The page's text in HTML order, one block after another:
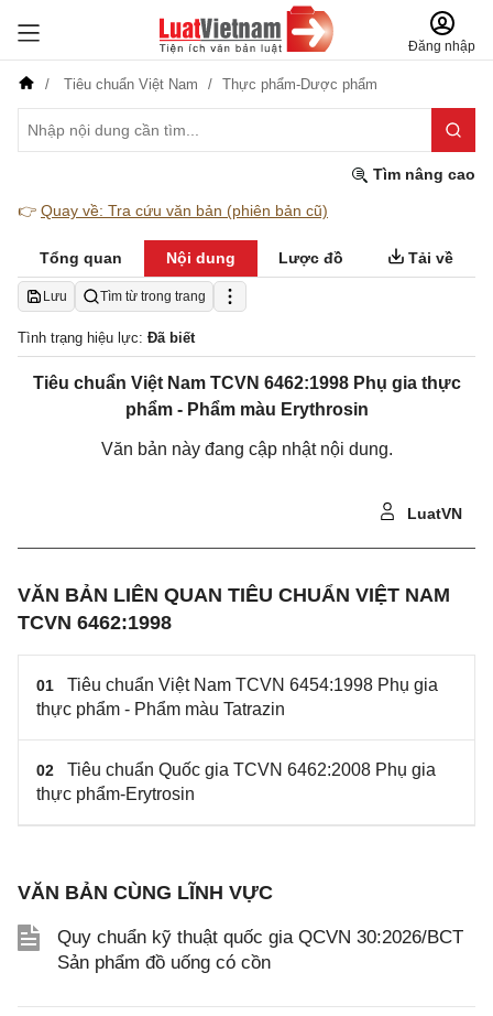
Đăng nhập
Tiêu chuẩn Việt Nam Thực phẩm-Dược phẩm
Tìm nâng cao
👉 Quay về: Tra cứu văn bản (phiên bản cũ)
Tổng quan Nội dung Lược đồ Tải về
Lưu Tìm từ trong trang
Tình trạng hiệu lực: Đã biết
Tiêu chuẩn Việt Nam TCVN 6462:1998 Phụ gia thực
phẩm - Phẩm màu Erythrosin
Văn bản này đang cập nhật nội dung.
LuatVN
VĂN BẢN LIÊN QUAN TIÊU CHUẨN VIỆT NAM
TCVN 6462:1998
01
Tiêu chuẩn Việt Nam TCVN 6454:1998 Phụ gia
thực phẩm - Phẩm màu Tatrazin
02
Tiêu chuẩn Quốc gia TCVN 6462:2008 Phụ gia
thực phẩm-Erytrosin
VĂN BẢN CÙNG LĨNH VỰC
Quy chuẩn kỹ thuật quốc gia QCVN 30:2026/BCT
Sản phẩm đồ uống có cồn